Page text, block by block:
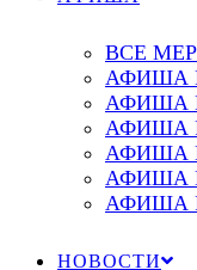
ВСЕ
АФИША
АФИША
АФИША
АФИША
АФИША
АФИША
НОВОСТИ